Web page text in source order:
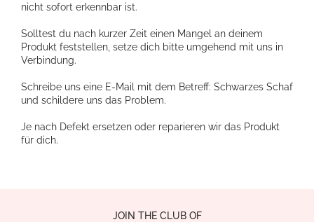
nicht sofort erkennbar ist.
Solltest du nach kurzer Zeit einen Mangel an deinem
Produkt feststellen, setze dich bitte umgehend mit uns in
Verbindung.
Schreibe uns eine E-Mail mit dem Betreff: Schwarzes Schaf
und schildere uns das Problem.
Je nach Defekt ersetzen oder reparieren wir das Produkt
für dich.
JOIN THE CLUB OF